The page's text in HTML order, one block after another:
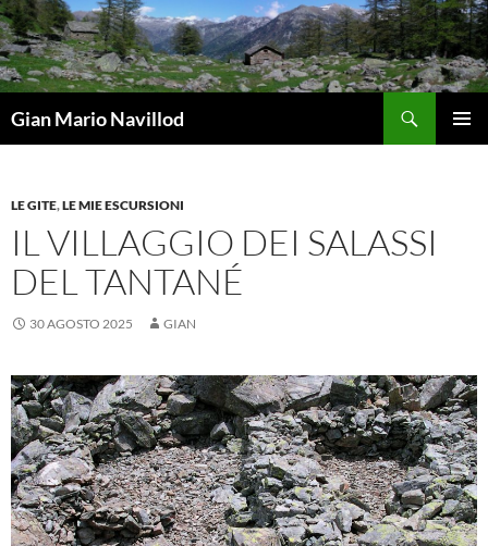
Vai
al
contenuto
Gian Mario Navillod
LE GITE,LE MIE ESCURSIONI
IL VILLAGGIO DEI SALASSI
DEL TANTANÉ
30 AGOSTO 2025 GIAN